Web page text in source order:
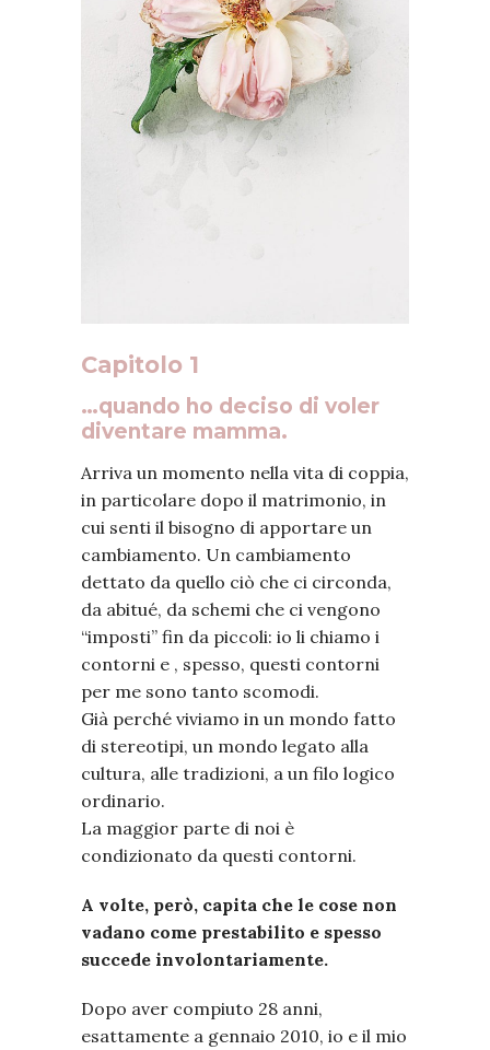
Capitolo 1
…quando ho deciso di voler
diventare mamma.
Arriva un momento nella vita di coppia,
in particolare dopo il matrimonio, in
cui senti il bisogno di apportare un
cambiamento. Un cambiamento
dettato da quello ciò che ci circonda,
da abitué, da schemi che ci vengono
“imposti” fin da piccoli: io li chiamo i
contorni e , spesso, questi contorni
per me sono tanto scomodi.
Già perché viviamo in un mondo fatto
di stereotipi, un mondo legato alla
cultura, alle tradizioni, a un filo logico
ordinario.
La maggior parte di noi è
condizionato da questi contorni.
A volte, però, capita che le cose non
vadano come prestabilito e spesso
succede involontariamente.
Dopo aver compiuto 28 anni,
esattamente a gennaio 2010, io e il mio